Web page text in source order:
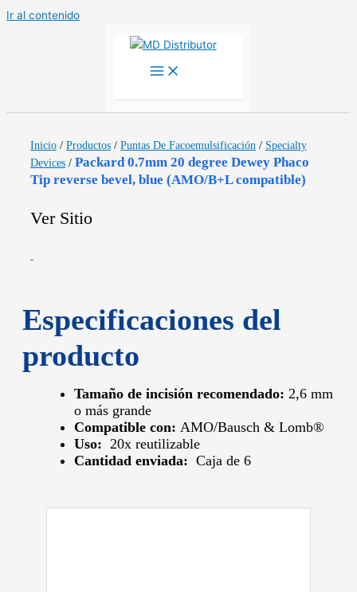
Ir al contenido
Inicio / Productos / Puntas De Facoemulsificación / Specialty
Devices / Packard 0.7mm 20 degree Dewey Phaco
Tip reverse bevel, blue (AMO/B+L compatible)
Ver Sitio
Especificaciones del
producto
Tamaño de incisión recomendado: 2,6 mm
o más grande
Compatible con: AMO/Bausch & Lomb®
Uso: 20x reutilizable
Cantidad enviada: Caja de 6